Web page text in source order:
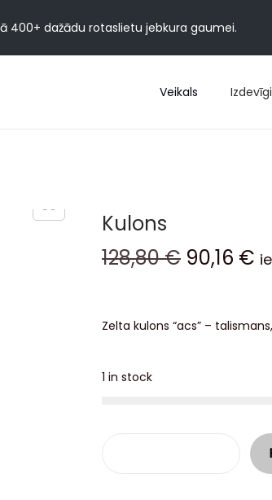
400+ dažādu rotaslietu jebkura gaumei.
Veikals Izdevīgi
Kulons
128,80€ 90,16 €
Zelta kulons “acs” –
1 in stock